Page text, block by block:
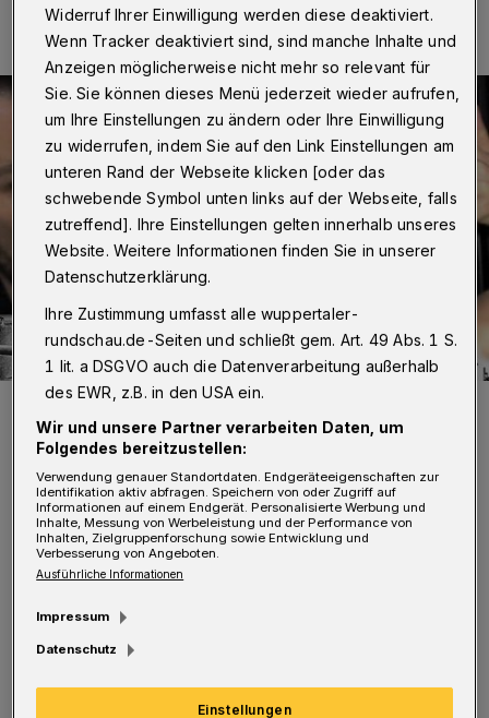
Das Filmplakat.
Foto: Fobbe
A m Freitag (29. November 2024) feiert
Widerruf Ihrer Einwilligung werden diese deaktiviert.
Wenn Tracker deaktiviert sind, sind manche Inhalte und
Anzeigen möglicherweise nicht mehr so relevant für
Sie. Sie können dieses Menü jederzeit wieder aufrufen,
um Ihre Einstellungen zu ändern oder Ihre Einwilligung
zu widerrufen, indem Sie auf den Link Einstellungen am
unteren Rand der Webseite klicken [oder das
schwebende Symbol unten links auf der Webseite, falls
zutreffend]. Ihre Einstellungen gelten innerhalb unseres
Website. Weitere Informationen finden Sie in unserer
Datenschutzerklärung.
Ihre Zustimmung umfasst alle wuppertaler-
rundschau.de-Seiten und schließt gem. Art. 49 Abs. 1 S.
1 lit. a DSGVO auch die Datenverarbeitung außerhalb
des EWR, z.B. in den USA ein.
Wir und unsere Partner verarbeiten Daten, um
Folgendes bereitzustellen:
Verwendung genauer Standortdaten. Endgeräteeigenschaften zur
Identifikation aktiv abfragen. Speichern von oder Zugriff auf
Informationen auf einem Endgerät. Personalisierte Werbung und
Inhalte, Messung von Werbeleistung und der Performance von
Inhalten, Zielgruppenforschung sowie Entwicklung und
Verbesserung von Angeboten.
Ausführliche Informationen
Impressum
Datenschutz
Einstellungen